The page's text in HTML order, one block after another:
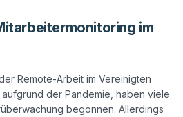
im
Remote-Arbeit im Vereinigten
der Pandemie, haben viele
begonnen. Allerdings